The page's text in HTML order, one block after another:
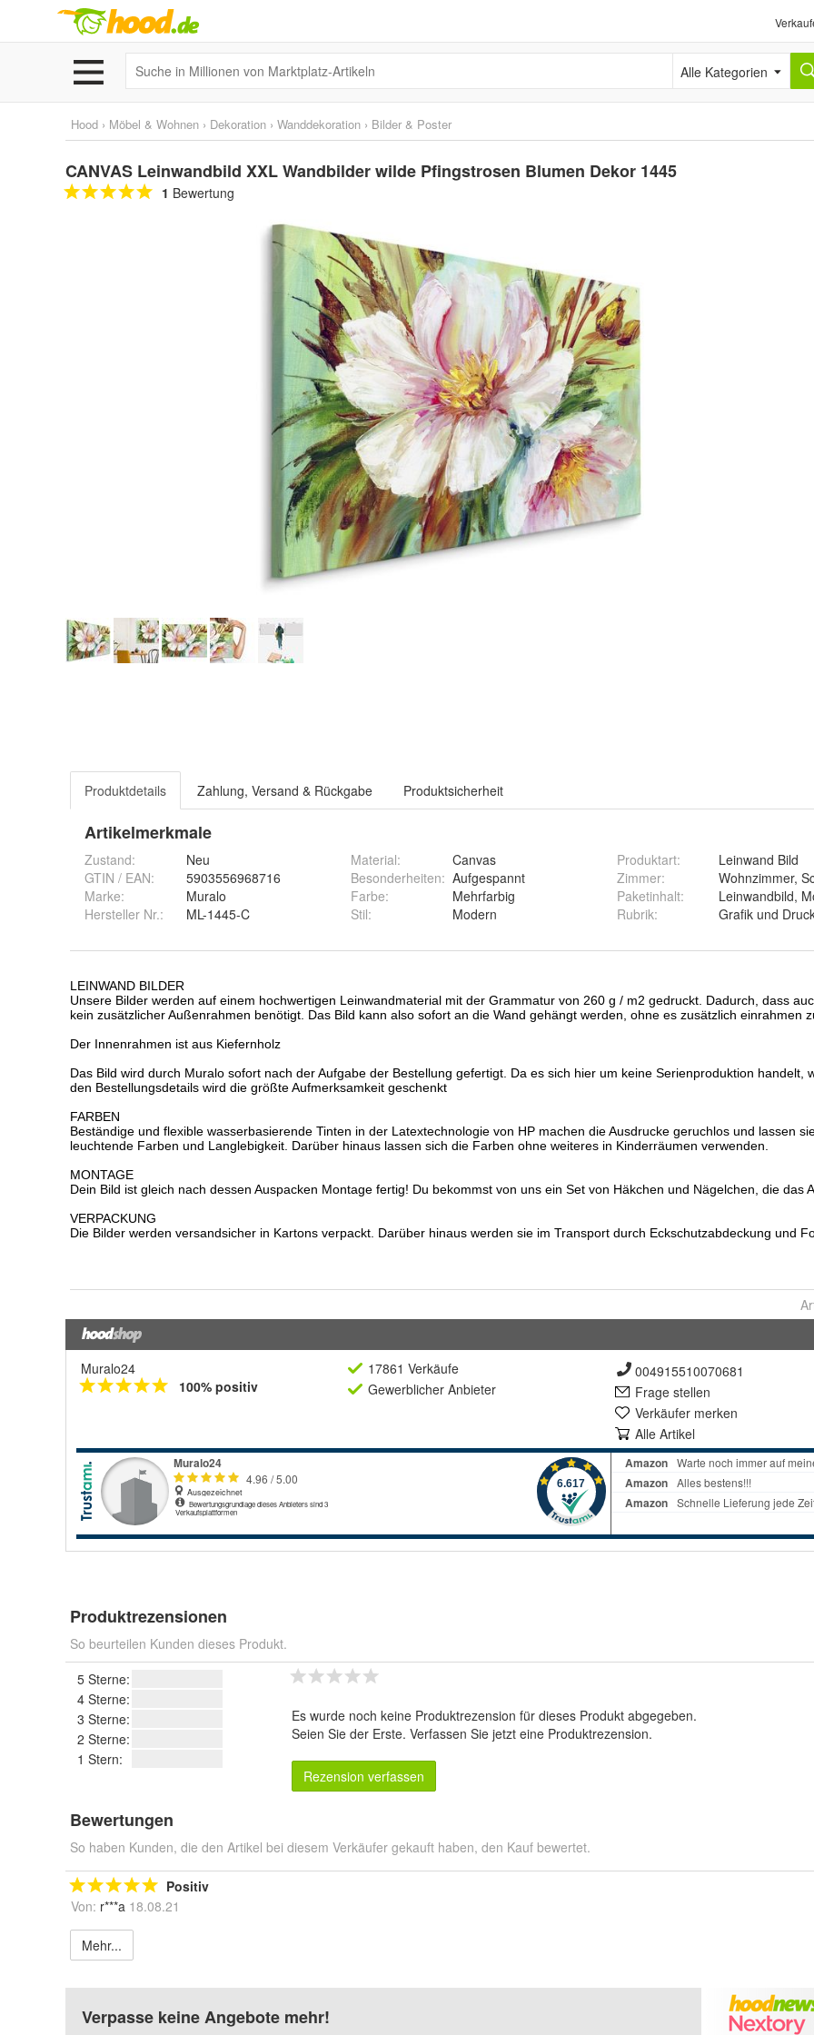
Alle Kategorien
Hood › Möbel & Wohnen › Dekoration › Wanddekoration › Bilder & Poster
CANVAS Leinwandbild XXL Wandbilder wilde Pfingstrosen Blumen Dekor 1445
1 Bewertung
Produktdetails Zahlung, Versand & Rückgabe Produktsicherheit
Artikelmerkmale
Zustand:
Neu
GTIN / EAN:
5903556968716
Marke:
Muralo
Hersteller Nr.:
ML-1445-C
Material:
Canvas
Besonderheiten: Aufgespannt
Farbe:
Mehrfarbig
Stil: Modern
Produktart:
Leinwand Bild
Zimmer:
Wohnzimmer,
Paketinhalt:
Leinwandbild,
Rubrik: Grafik und
Muralo24
100% positiv
17861 Verkäufe
Gewerblicher Anbieter
004915510070681
Frage stellen
Verkäufer merken
Alle Artikel
Produktrezensionen
So beurteilen Kunden dieses Produkt.
5 Sterne:
4 Sterne:
3 Sterne:
2 Sterne:
1 Stern:
Es wurde noch keine Produktrezension für dieses Produkt abgegeben.
Seien Sie der Erste. Verfassen Sie jetzt eine Produktrezension.
Rezension verfassen
Bewertungen
So haben Kunden, die den Artikel bei diesem Verkäufer gekauft haben, den Kauf bewertet.
Positiv
Von: r***a 18.08.21
Mehr...
Verpasse keine Angebote mehr!